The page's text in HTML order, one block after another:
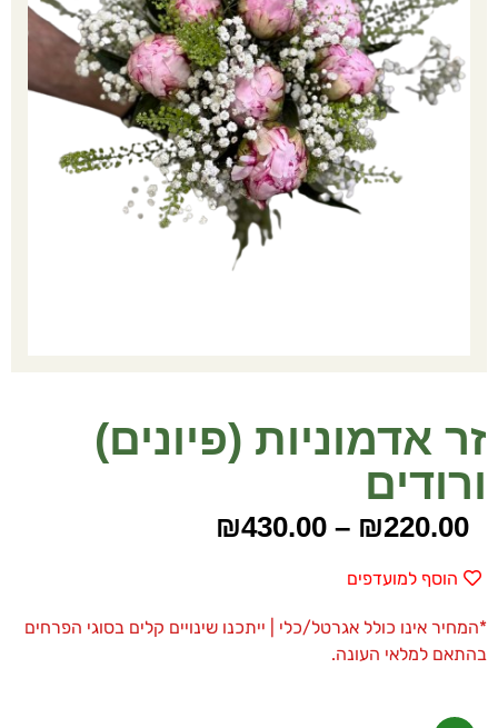
זר אדמוניות (פיונים)
ורודים
₪220.00
–
₪430.00
הוסף למועדפים
*המחיר אינו כולל אגרטל/כלי | ייתכנו שינויים קלים בסוגי הפרחים
בהתאם למלאי העונה.